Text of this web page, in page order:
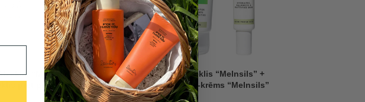
“Melnsils” + Ātras
pret pinnēm
3-in-1 attīrošs līdzeklis “Melnsils” +
Līdzsvarojošs gels-krēms “Melnsils”